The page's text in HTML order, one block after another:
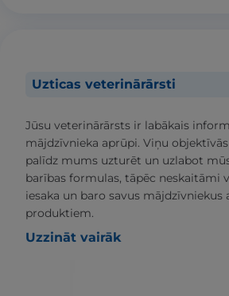
Uzticas veterinārārsti
Jūsu veterinārārsts ir labākais
mājdzīvnieka aprūpi. Viņu
palīdz mums uzturēt un uzlabot
barības formulas, tāpēc neskaitāmi
iesaka un baro savus mājdzīvniekus
produktiem.
Uzzināt vairāk